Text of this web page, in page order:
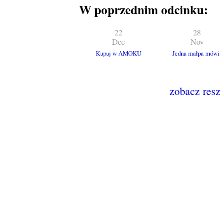
W poprzednim odcinku:
22
Dec
Kupuj w AMOKU
28
Nov
Jedna małpa
zobacz